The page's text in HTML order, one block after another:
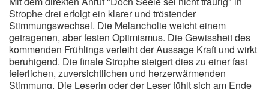
Strophe drei erfolgt ein klarer und tröstender
Stimmungswechsel. Die Melancholie weicht einem
getragenen, aber festen Optimismus. Die Gewissheit des
kommenden Frühlings verleiht der Aussage Kraft und wirkt
beruhigend. Die finale Strophe steigert dies zu einer fast
feierlichen, zuversichtlichen und herzerwärmenden
Stimmung. Die Leserin oder der Leser fühlt sich am Ende